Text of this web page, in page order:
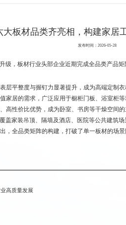
大板材品类齐亮相，构建家居
发布时间：2026-05-28
级，板材行业头部企业近期完成全品类产品
层平整度与握钉力显著提升，成为高端定制
家居的需求，广泛应用于橱柜门板、浴室柜
高性价比优势，成为卧室、书房等干燥空间的
盖家装吊顶、隔墙及酒店、医院等公共建筑
，全品类矩阵的构建，打破了单一板材的场
高质量发展